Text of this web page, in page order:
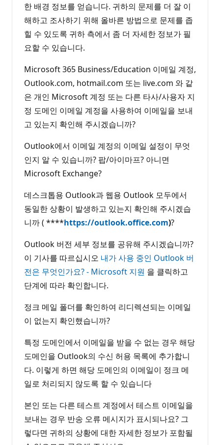
한 배경 정보를 얻습니다. 귀하의 문제를 더 잘 이
해하고 조사하기 위해 올바른 방법으로 문제를 좁
힐 수 있도록 귀하 측에서 좀 더 자세한 정보가 필
요할 수 있습니다.
Microsoft 365 Business/Education 이메일 계정,
Outlook.com, hotmail.com 또는 live.com 와 같
은 개인 Microsoft 계정 또는 다른 타사/사용자 지
정 도메인 이메일 계정을 사용하여 이메일을 보내
고 있는지 확인해 주시겠습니까?
Outlook에서 이메일 계정의 이메일 설정이 무엇
인지 알 수 있습니까? 팝/아이마프? 아니면
Microsoft Exchange?
데스크톱용 Outlook과 웹용 Outlook 모두에서
동일한 상황이 발생하고 있는지 확인해 주시겠습
니까 ( ****https://outlook.office.com)?
Outlook 버전 세부 정보를 공유해 주시겠습니까?
이 기사를 따르십시오 내가 사용 중인 Outlook 버
전은 무엇인가요? - Microsoft 지원 을 클릭하고
단계에 따라 확인합니다.
정크 메일 폴더를 확인하여 리디렉션되는 이메일
이 없는지 확인했습니까?
특정 도메인에서 이메일을 받을 수 없는 경우 해당
도메인을 Outlook의 수신 허용 목록에 추가합니
다. 이렇게 하면 해당 도메인의 이메일이 정크 메
일로 처리되지 않도록 할 수 있습니다
본인 또는 다른 테스트 계정에서 테스트 이메일을
보내는 경우 반송 오류 메시지가 표시되나요? 그
렇다면 귀하의 상황에 대한 자세한 정보가 포함될